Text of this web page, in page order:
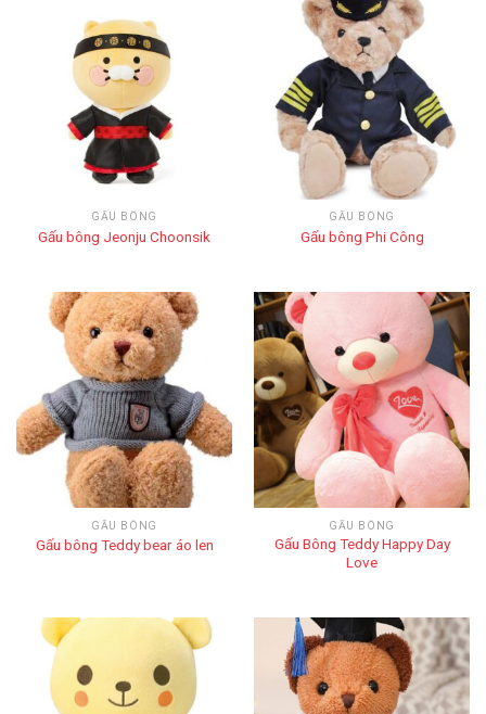
GẤU BÔNG
Gấu bông Jeonju Choonsik
GẤU BÔNG
Gấu bông Phi Công
GẤU BÔNG
Gấu bông Teddy bear áo len
GẤU BÔNG
Gấu Bông Teddy Happy Day
Love